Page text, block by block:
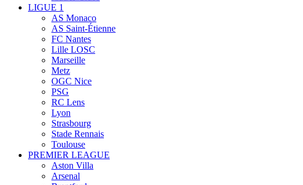
LIGUE 1
AS Monaco
AS Saint-Étienne
FC Nantes
Lille LOSC
Marseille
Metz
OGC Nice
PSG
RC Lens
Lyon
Strasbourg
Stade Rennais
Toulouse
PREMIER LEAGUE
Aston Villa
Arsenal